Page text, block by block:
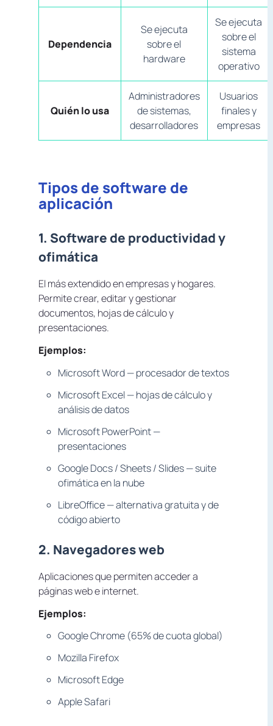
Dependencia
Se ejecuta
sobre el
hardware
Se ejecuta
sobre el
sistema
operativo
Quién lo usa
Administradores
de sistemas,
desarrolladores
Usuarios
finales y
empresas
Tipos de software de
aplicación
1. Software de productividad y
ofimática
El más extendido en empresas y hogares.
Permite crear, editar y gestionar
documentos, hojas de cálculo y
presentaciones.
Ejemplos:
Microsoft Word — procesador de textos
Microsoft Excel — hojas de cálculo y
análisis de datos
Microsoft PowerPoint —
presentaciones
Google Docs / Sheets / Slides — suite
ofimática en la nube
LibreOffice — alternativa gratuita y de
código abierto
2. Navegadores web
Aplicaciones que permiten acceder a
páginas web e internet.
Ejemplos:
Google Chrome (65% de cuota global)
Mozilla Firefox
Microsoft Edge
Apple Safari